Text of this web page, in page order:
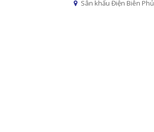
Sân khấu Điện Biên Phủ